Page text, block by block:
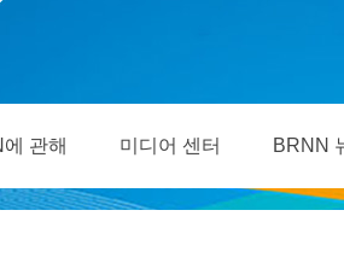
관해 미디어 센터 BRNN